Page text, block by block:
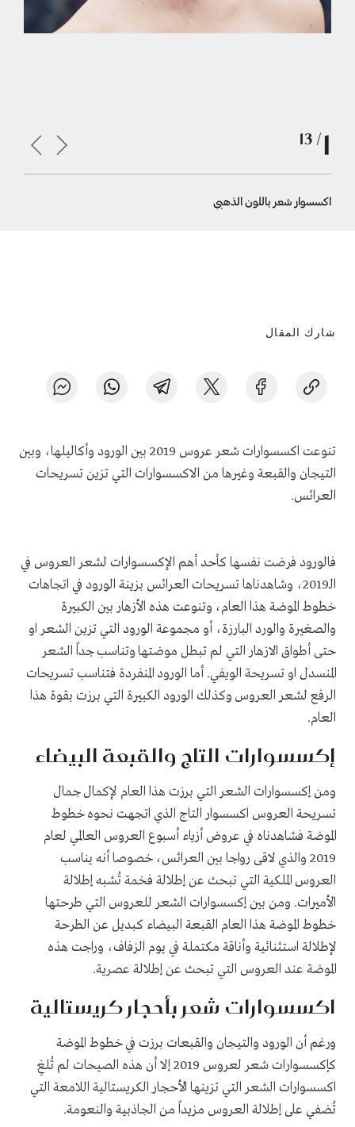
اكسسوار شعر باللون الذهبي
شارك المقال
تنوعت اكسسوارات شعر عروس 2019 بين الورود وأكاليلها، وبين
التيجان والقبعة وغيرها من الاكسسوارات التي تزين تسريحات
العرائس.
فالورود فرضت نفسها كأحد أهم الإكسسوارات لشعر العروس في
الـ2019، وشاهدناها تسريحات العرائس بزينة الورود في اتجاهات
خطوط الموضة هذا العام، وتنوعت هذه الأزهار بين الكبيرة
والصغيرة والورد البارزة، أو مجموعة الورود التي تزين الشعر او
حتى أطواق الازهار التي لم تبطل موضتها وتناسب جداً الشعر
المنسدل او تسريحة الويفي. أما الورود المنفردة فتناسب تسريحات
الرفع لشعر العروس وكذلك الورود الكبيرة التي برزت بقوة هذا
العام.
إكسسوارات التاج والقبعة البيضاء
ومن إكسسوارات الشعر التي برزت هذا العام لإكمال جمال
تسريحة العروس اكسسوار التاج الذي اتجهت نحوه خطوط
الموضة فشاهدناه في عروض أزياء أسبوع العروس العالمي لعام
2019 والذي لاقى رواجا بين العرائس، خصوصا أنه يناسب
العروس الملكية التي تبحث عن إطلالة فخمة تُشبه إطلالة
الأميرات. ومن بين إكسسوارات الشعر للعروس التي طرحتها
خطوط الموضة هذا العام القبعة البيضاء كبديل عن الطرحة
لإطلالة استثنائية وأناقة مكتملة في يوم الزفاف، وراجت هذه
الموضة عند العروس التي تبحث عن إطلالة عصرية.
اكسسوارات شعر بأحجار كريستالية
ورغم أن الورود والتيجان والقبعات برزت في خطوط الموضة
كإكسسوارات شعر لعروس 2019 إلا أن هذه الصيحات لم تُلغِ
اكسسوارات الشعر التي تزينها الأحجار الكريستالية اللامعة التي
تُضفي على إطلالة العروس مزيداً من الجاذبية والنعومة.